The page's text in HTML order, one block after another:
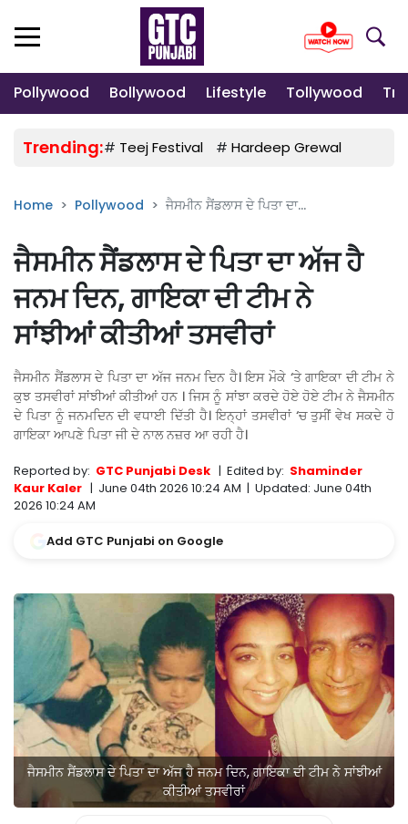
Pollywood Bollywood Lifestyle Tollywood
Trending:# Teej Festival # Hardeep Grewal
Home Pollywood ਜੈਸਮੀਨ ਸੈਂਡਲਾਸ ਦੇ ਪਿਤਾ ਦਾ...
ਜੈਸਮੀਨ ਸੈਂਡਲਾਸ ਦੇ ਪਿਤਾ ਦਾ ਅੱਜ ਹੈ
ਜਨਮ ਦਿਨ, ਗਾਇਕਾ ਦੀ ਟੀਮ ਨੇ
ਸਾਂਝੀਆਂ ਕੀਤੀਆਂ ਤਸਵੀਰਾਂ
ਜੈਸਮੀਨ ਸੈਂਡਲਾਸ ਦੇ ਪਿਤਾ ਦਾ ਅੱਜ ਜਨਮ ਦਿਨ ਹੈ। ਇਸ ਮੌਕੇ ‘ਤੇ ਗਾਇਕਾ ਦੀ ਟੀਮ ਨੇ
ਕੁਝ ਤਸਵੀਰਾਂ ਸਾਂਝੀਆਂ ਕੀਤੀਆਂ ਹਨ । ਜਿਸ ਨੂੰ ਸਾਂਝਾ ਕਰਦੇ ਹੋਏ ਹੋਏ ਟੀਮ ਨੇ ਜੈਸਮੀਨ
ਦੇ ਪਿਤਾ ਨੂੰ ਜਨਮਦਿਨ ਦੀ ਵਧਾਈ ਦਿੱਤੀ ਹੈ। ਇਨ੍ਹਾਂ ਤਸਵੀਰਾਂ ‘ਚ ਤੁਸੀਂ ਵੇਖ ਸਕਦੇ ਹੋ
ਗਾਇਕਾ ਆਪਣੇ ਪਿਤਾ ਜੀ ਦੇ ਨਾਲ ਨਜ਼ਰ ਆ ਰਹੀ ਹੈ।
Reported by: GTC Punjabi Desk | Edited by: Shaminder
Kaur Kaler | June 04th 2026 10:24 AM | Updated: June 04th
2026 10:24 AM
Add GTC Punjabi on Google
ਜੈਸਮੀਨ ਸੈਂਡਲਾਸ ਦੇ ਪਿਤਾ ਦਾ ਅੱਜ ਹੈ ਜਨਮ ਦਿਨ, ਗਾਇਕਾ ਦੀ ਟੀਮ ਨੇ ਸਾਂਝੀਆਂ
ਕੀਤੀਆਂ ਤਸਵੀਰਾਂ